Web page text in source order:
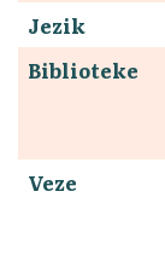
Jezik
Biblioteke
Veze